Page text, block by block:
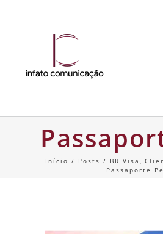
Início Posts BR Visa
Passaporte